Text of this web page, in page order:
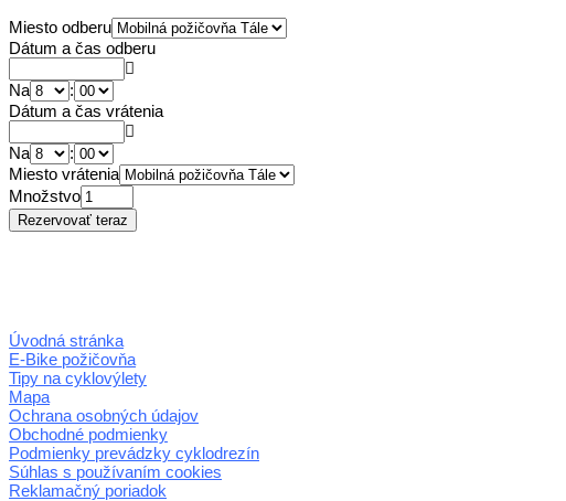
Miesto odberu
Dátum a čas odberu
Na
:
Dátum a čas vrátenia
Na
:
Miesto vrátenia
Množstvo
Úvodná stránka
E-Bike požičovňa
Tipy na cyklovýlety
Mapa
Ochrana osobných údajov
Obchodné podmienky
Podmienky prevádzky cyklodrezín
Súhlas s používaním cookies
Reklamačný poriadok